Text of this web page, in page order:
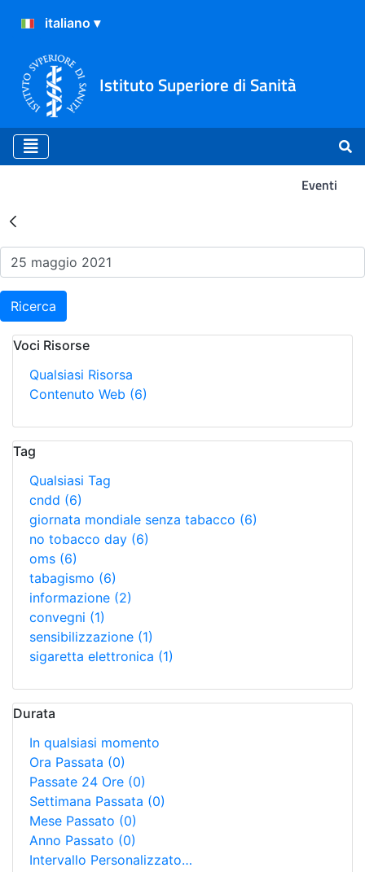
Istituto Superiore di Sanità
Eventi
Risultati della Ricerca -
Ricerca
Voci Risorse
Qualsiasi Risorsa
Contenuto Web (6)
Tag
Qualsiasi Tag
cndd (6)
giornata mondiale senza tabacco (6)
no tobacco day (6)
oms (6)
tabagismo (6)
informazione (2)
convegni (1)
sensibilizzazione (1)
sigaretta elettronica (1)
Durata
In qualsiasi momento
Ora Passata (0)
Passate 24 Ore (0)
Settimana Passata (0)
Mese Passato (0)
Anno Passato (0)
Intervallo Personalizzato…